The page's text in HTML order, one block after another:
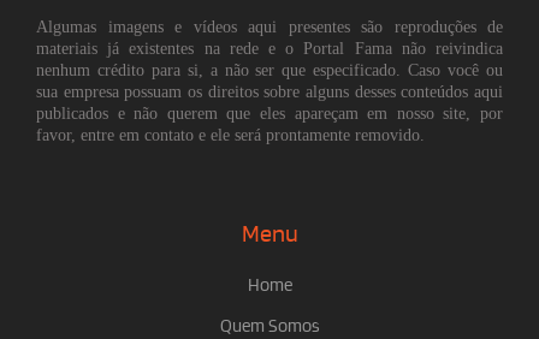
Algumas imagens e vídeos aqui presentes são reproduções de
materiais já existentes na rede e o Portal Fama não reivindica
nenhum crédito para si, a não ser que especificado. Caso você ou
sua empresa possuam os direitos sobre alguns desses conteúdos aqui
publicados e não querem que eles apareçam em nosso site, por
favor, entre em contato e ele será prontamente removido.
Menu
Home
Quem Somos